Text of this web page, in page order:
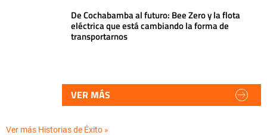
De Cochabamba al futuro: Bee Zero y la flota
eléctrica que está cambiando la forma de
transportarnos
VER MÁS
Ver más Historias de Éxito »